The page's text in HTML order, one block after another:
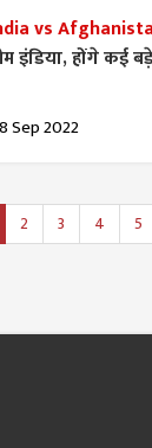
vs
इंडिया, होंगे कई
Sep 2022
2 3 4 5